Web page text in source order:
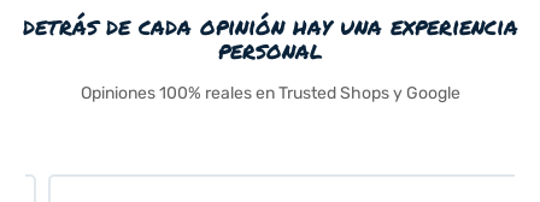
detrás de cada opinión hay una experiencia
personal
Opiniones 100% reales en Trusted Shops y Google